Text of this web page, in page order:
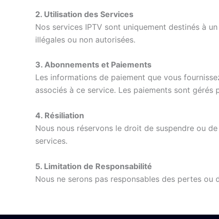
2. Utilisation des Services
Nos services IPTV sont uniquement destinés à
illégales ou non autorisées.
3. Abonnements et Paiements
Les informations de paiement que vous
associés à ce service. Les paiements sont gérés
4. Résiliation
Nous nous réservons le droit de suspendre ou
services.
5. Limitation de Responsabilité
Nous ne serons pas responsables des pertes